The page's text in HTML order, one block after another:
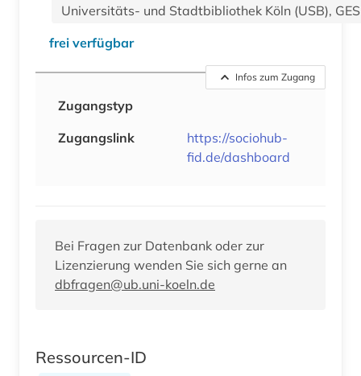
Universitäts- und Stadtbibliothek Köln (USB),
frei verfügbar
Infos zum Zugang
Zugangstyp
Zugangslink
https://sociohub-
fid.de/dashboard
Bei Fragen zur Datenbank oder zur
Lizenzierung wenden Sie sich gerne an
dbfragen@ub.uni-koeln.de
Ressourcen-ID